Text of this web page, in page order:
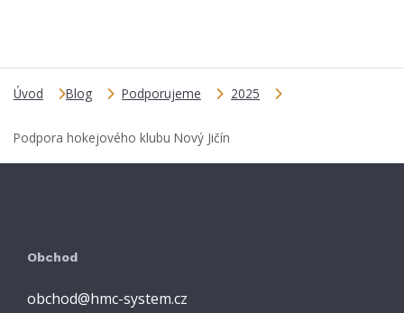
Úvod Blog Podporujeme 2025
Podpora hokejového klubu Nový Jičín
Obchod
obchod@hmc-system.cz